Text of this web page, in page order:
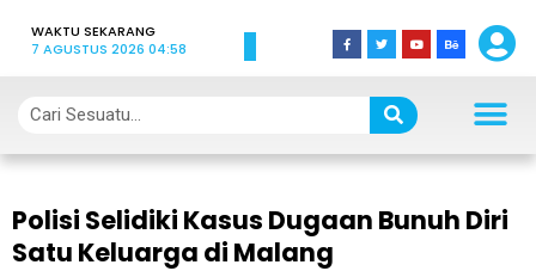
WAKTU SEKARANG
7 AGUSTUS 2026 04:58
Polisi Selidiki Kasus Dugaan Bunuh Diri
Satu Keluarga di Malang